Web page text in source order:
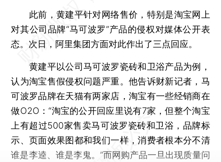
此前，黄建平针对网络售价，特别是淘宝网上
对其公司品牌“马可波罗”产品的侵权对媒体公开表
态。次日，阿里集团方面对此作出了三点回应。
黄建平以公司马可波罗瓷砖和卫浴产品为例，
认为淘宝售假侵权问题严重。他告诉财新记者，马
可波罗品牌在天猫有两家店，淘宝有一些经销商在
做O2O：“淘宝的公开回应里说有7家，但整个淘宝
上有超过500家售卖马可波罗瓷砖和卫浴，品牌标
示、页面效果图都和我们一样，消费者根本分不清
谁是李逵、谁是李鬼。”而网购产品一旦出现质量问